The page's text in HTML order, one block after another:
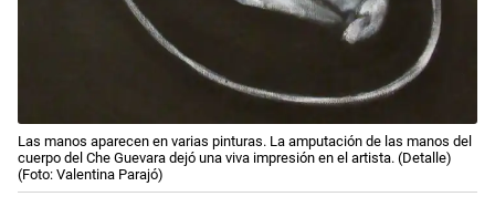
Las manos aparecen en varias pinturas. La amputación de las manos del
cuerpo del Che Guevara dejó una viva impresión en el artista. (Detalle)
(Foto: Valentina Parajó)